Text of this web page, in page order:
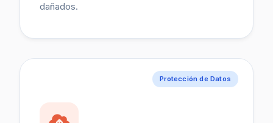
dañados.
Protección de Datos